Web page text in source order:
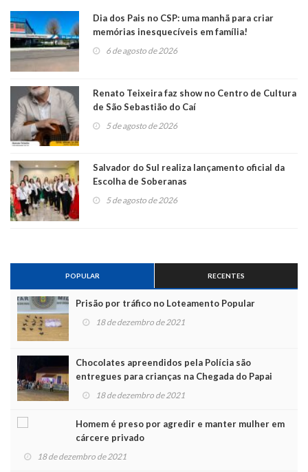
Dia dos Pais no CSP: uma manhã para criar
memórias inesquecíveis em família!
6 de agosto de 2026
Renato Teixeira faz show no Centro de Cultura
de São Sebastião do Caí
5 de agosto de 2026
Salvador do Sul realiza lançamento oficial da
Escolha de Soberanas
5 de agosto de 2026
POPULAR RECENTES
Prisão por tráfico no Loteamento Popular
18 de dezembro de 2021
Chocolates apreendidos pela Polícia são
entregues para crianças na Chegada do Papai
Noel 18 de dezembro de 2021
Homem é preso por agredir e manter mulher em
cárcere privado
18 de dezembro de 2021